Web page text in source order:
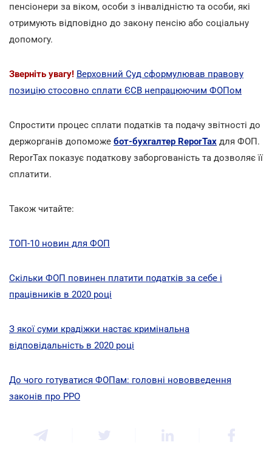
пенсіонери за віком, особи з інвалідністю та особи, які
отримують відповідно до закону пенсію або соціальну
допомогу.
Зверніть увагу! Верховний Суд сформулював правову
позицію стосовно сплати ЄСВ непрацюючим ФОПом
Спростити процес сплати податків та подачу звітності до
держорганів допоможе бот-бухгалтер ReporTax для ФОП.
ReporTax показує податкову заборгованість та дозволяє її
cплатити.
Також читайте:
ТОП-10 новин для ФОП
Скільки ФОП повинен платити податків за себе і
працівників в 2020 році
З якої суми крадіжки настає кримінальна
відповідальність в 2020 році
До чого готуватися ФОПам: головні нововведення
законів про РРО